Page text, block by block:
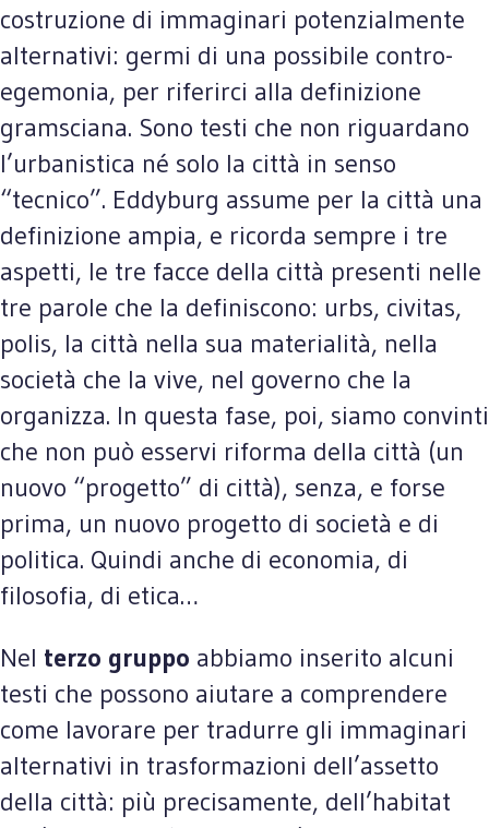
costruzione di immaginari potenzialmente
alternativi: germi di una possibile contro-
egemonia, per riferirci alla definizione
gramsciana. Sono testi che non riguardano
l’urbanistica né solo la città in senso
“tecnico”. Eddyburg assume per la città una
definizione ampia, e ricorda sempre i tre
aspetti, le tre facce della città presenti nelle
tre parole che la definiscono: urbs, civitas,
polis, la città nella sua materialità, nella
società che la vive, nel governo che la
organizza. In questa fase, poi, siamo convinti
che non può esservi riforma della città (un
nuovo “progetto” di città), senza, e forse
prima, un nuovo progetto di società e di
politica. Quindi anche di economia, di
filosofia, di etica…
Nel terzo gruppo abbiamo inserito alcuni
testi che possono aiutare a comprendere
come lavorare per tradurre gli immaginari
alternativi in trasformazioni dell’assetto
della città: più precisamente, dell’habitat